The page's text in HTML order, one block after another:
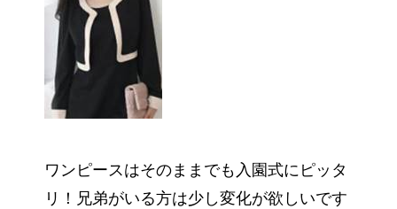
ワンピースはそのままでも入園式にピッタ
リ！兄弟がいる方は少し変化が欲しいです